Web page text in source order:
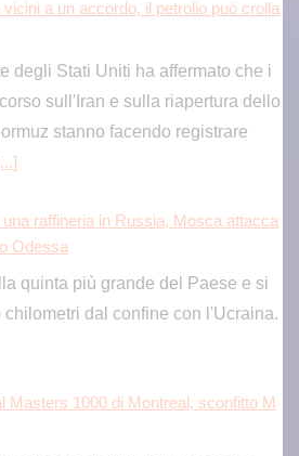
degli Stati Uniti ha affermato che i
stanno facendo registrare
raffineria in Russia, Mosca attacca
quinta più grande del Paese e si
Masters 1000 di Montreal, sconfitto M